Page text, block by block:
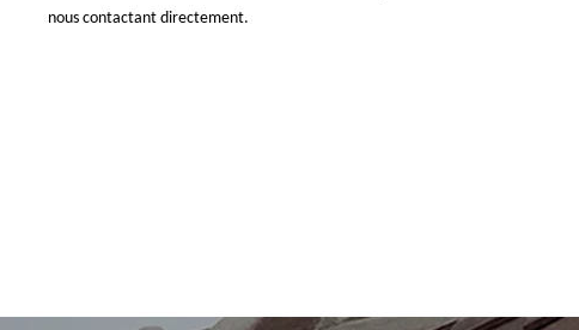
nous contactant directement.